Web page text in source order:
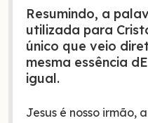
Resumindo, a
utilizada para
único que veio
mesma essência
igual.
Jesus é nosso irmão,